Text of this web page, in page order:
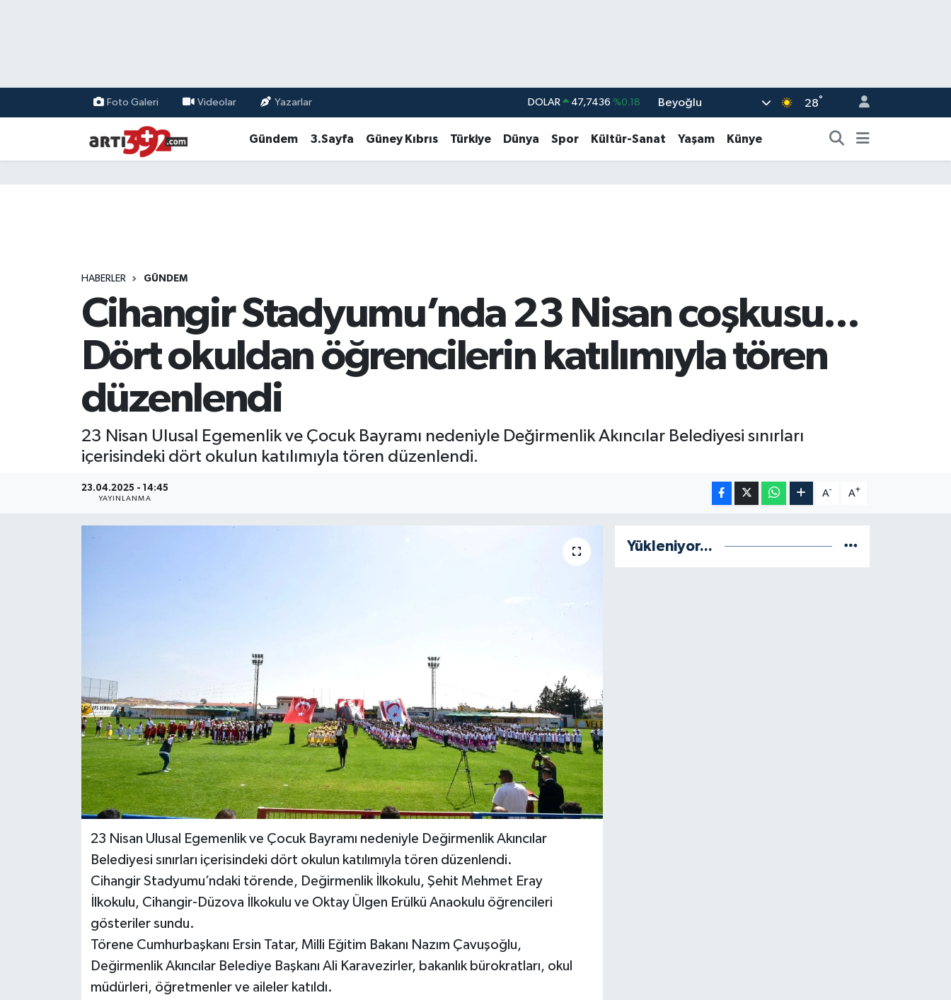
Foto Galeri Videolar Yazarlar DOLAR 47,7436 %0.18 Beyoğlu 28°
Gündem 3.Sayfa Güney Kıbrıs Türkiye Dünya Spor Kültür-Sanat Yaşam Künye
HABERLER GÜNDEM
Cihangir Stadyumu’nda 23 Nisan coşkusu...
Dört okuldan öğrencilerin katılımıyla tören
düzenlendi
23 Nisan Ulusal Egemenlik ve Çocuk Bayramı nedeniyle Değirmenlik Akıncılar Belediyesi sınırları
içerisindeki dört okulun katılımıyla tören düzenlendi.
23.04.2025 - 14:45
YAYINLANMA
A- A+
23 Nisan Ulusal Egemenlik ve Çocuk Bayramı nedeniyle Değirmenlik Akıncılar
Belediyesi sınırları içerisindeki dört okulun katılımıyla tören düzenlendi.
Cihangir Stadyumu’ndaki törende, Değirmenlik İlkokulu, Şehit Mehmet Eray
İlkokulu, Cihangir-Düzova İlkokulu ve Oktay Ülgen Erülkü Anaokulu öğrencileri
gösteriler sundu.
Törene Cumhurbaşkanı Ersin Tatar, Milli Eğitim Bakanı Nazım Çavuşoğlu,
Değirmenlik Akıncılar Belediye Başkanı Ali Karavezirler, bakanlık bürokratları, okul
müdürleri, öğretmenler ve aileler katıldı.
Yükleniyor...